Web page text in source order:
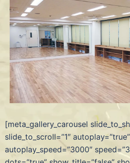
[meta_gallery_carousel
slide_to_scroll=”1″ autoplay=”true”
autoplay_speed=”3000″